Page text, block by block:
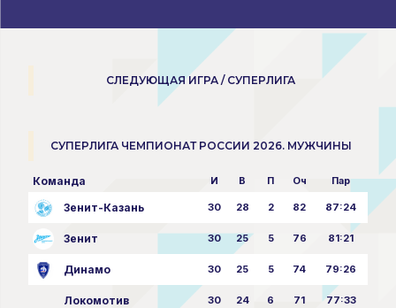
СЛЕДУЮЩАЯ ИГРА / СУПЕРЛИГА
СУПЕРЛИГА ЧЕМПИОНАТ РОССИИ 2026. МУЖЧИНЫ
Команда И В П Оч Пар
Зенит-Казань 30 28 2 82 87:24
Зенит 30 25 5 76 81:21
Динамо 30 25 5 74 79:26
Локомотив 30 24 6 71 77:33